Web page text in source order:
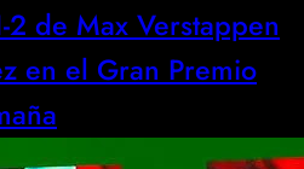
2 de Max Verstappen
en el Gran Premio